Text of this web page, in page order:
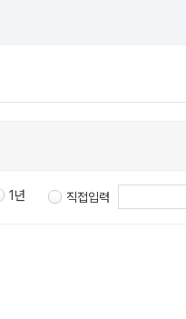
1년 직접입력